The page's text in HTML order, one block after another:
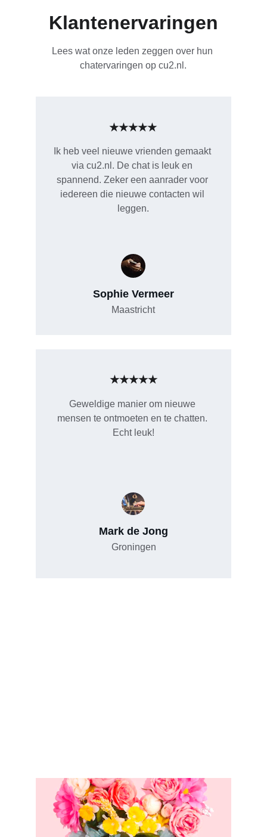
Klantenervaringen
Lees wat onze leden zeggen over hun
chatervaringen op cu2.nl.
Geweldige manier om nieuwe
mensen te ontmoeten en te chatten.
Echt leuk!
Mark de Jong
Groningen
Ik heb veel nieuwe vrienden gemaakt
via cu2.nl. De chat is leuk en
spannend. Zeker een aanrader voor
iedereen die nieuwe contacten wil
leggen.
Sophie Vermeer
Maastricht
★★★★★
★★★★★